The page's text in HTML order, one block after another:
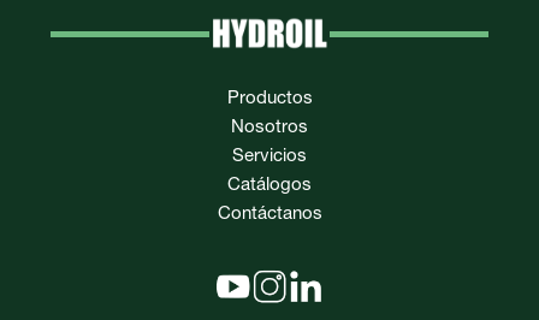
Productos
Nosotros
Servicios
Catálogos
Contáctanos